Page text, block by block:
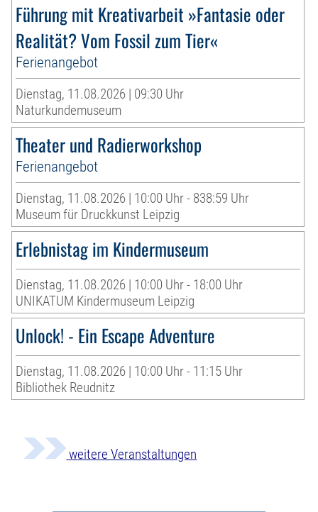
Führung mit Kreativarbeit »Fantasie oder
Realität? Vom Fossil zum Tier«
Ferienangebot
Dienstag, 11.08.2026 | 09:30 Uhr
Naturkundemuseum
Theater und Radierworkshop
Ferienangebot
Dienstag, 11.08.2026 | 10:00 Uhr - 838:59 Uhr
Museum für Druckkunst Leipzig
Erlebnistag im Kindermuseum
Dienstag, 11.08.2026 | 10:00 Uhr - 18:00 Uhr
UNIKATUM Kindermuseum Leipzig
Unlock! - Ein Escape Adventure
Dienstag, 11.08.2026 | 10:00 Uhr - 11:15 Uhr
Bibliothek Reudnitz
weitere Veranstaltungen